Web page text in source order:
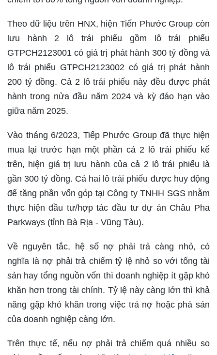
Theo dữ liệu trên HNX, hiện Tiến Phước Group còn
lưu hành 2 lô trái phiếu gồm lô trái phiếu
GTPCH2123001 có giá trị phát hành 300 tỷ đồng và
lô trái phiếu GTPCH2123002 có giá trị phát hành
200 tỷ đồng. Cả 2 lô trái phiếu này đều được phát
hành trong nửa đầu năm 2024 và kỳ đáo hạn vào
giữa năm 2025.
Vào tháng 6/2023, Tiếp Phước Group đã thực hiện
mua lại trước hạn một phần cả 2 lô trái phiếu kể
trên, hiện giá trị lưu hành của cả 2 lô trái phiếu là
gần 300 tỷ đồng. Cả hai lô trái phiếu được huy động
để tăng phần vốn góp tại Công ty TNHH SGS nhằm
thực hiện đầu tư/hợp tác đầu tư dự án Châu Pha
Parkways (tỉnh Bà Rịa - Vũng Tàu).
Về nguyên tắc, hệ số nợ phải trả càng nhỏ, có
nghĩa là nợ phải trả chiếm tỷ lệ nhỏ so với tổng tài
sản hay tổng nguồn vốn thì doanh nghiệp ít gặp khó
khăn hơn trong tài chính. Tỷ lệ này càng lớn thì khả
năng gặp khó khăn trong việc trả nợ hoặc phá sản
của doanh nghiệp càng lớn.
Trên thực tế, nếu nợ phải trả chiếm quá nhiều so